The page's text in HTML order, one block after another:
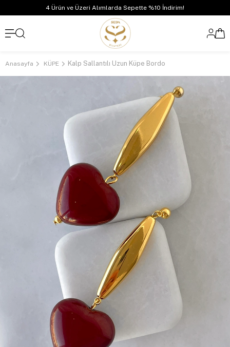
4 Ürün ve Üzeri Alımlarda Sepette %10 İndirim!
Anasayfa KÜPE Kalp Sallantılı Uzun Küpe Bordo